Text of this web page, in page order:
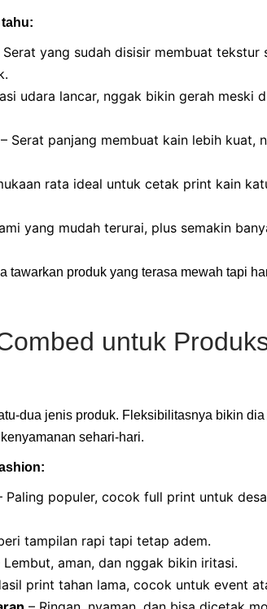
Serat yang sudah disisir membuat tekstur
udara lancar, nggak bikin gerah meski
– Serat panjang membuat kain lebih kuat,
rata ideal untuk cetak print kain
yang mudah terurai, plus semakin
tawarkan produk yang terasa mewah tapi
untuk
dua jenis produk. Fleksibilitasnya bikin
sehari-hari.
Paling populer, cocok full print untuk
tampilan rapi tapi tetap adem.
Lembut, aman, dan nggak bikin iritasi.
print tahan lama, cocok untuk event